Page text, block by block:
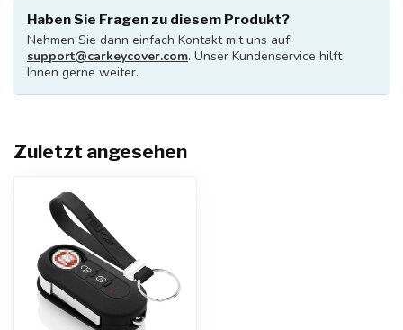
Haben Sie Fragen zu diesem Produkt?
Nehmen Sie dann einfach Kontakt mit uns auf!
support@carkeycover.com. Unser Kundenservice hilft
Ihnen gerne weiter.
Zuletzt angesehen